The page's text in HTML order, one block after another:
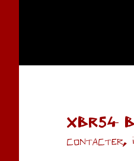
XBR54-
contacter,